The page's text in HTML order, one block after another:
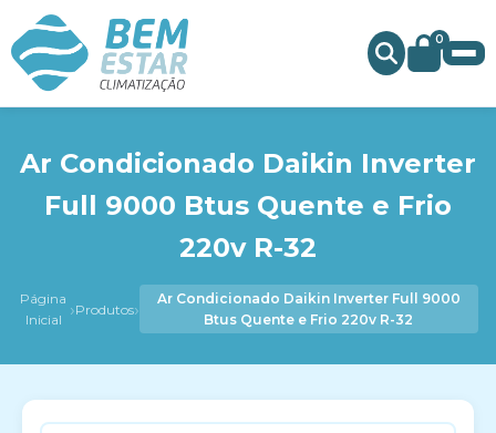
0
Ar Condicionado Daikin Inverter
Full 9000 Btus Quente e Frio
220v R-32
Página
Inicial ›Produtos›
Ar Condicionado Daikin Inverter Full 9000
Btus Quente e Frio 220v R-32